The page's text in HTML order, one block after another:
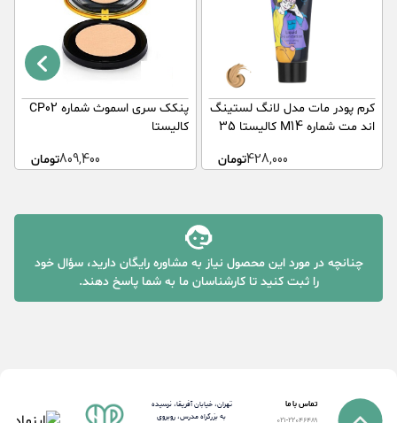
کرم پودر مات مدل لانگ لستینگ
اند مت شماره M14 کالیستا 35
428,000تومان
پنکک سری اسموث شماره CP02
کالیستا
809,400تومان
چنانچه در مورد این محصول نیاز به مشاوره رایگان دارید، سؤال خود
را ثبت کنید تا کارشناسان ما به شما پاسخ دهند.
تماس با ما
021-22046489
تهران، خیابان آفریقا، نرسیده
به بزرگراه مدرس، روبروی